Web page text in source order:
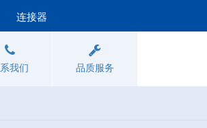
连接器
我们 品质服务